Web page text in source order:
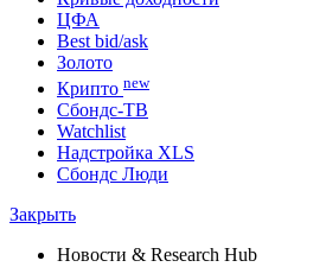
Портфель
Консенсусы
Поиск облигаций (ИИ)
Кривые доходности
ЦФА
Best bid/ask
Золото
Крипто new
Watchlist
Сбондс Люди